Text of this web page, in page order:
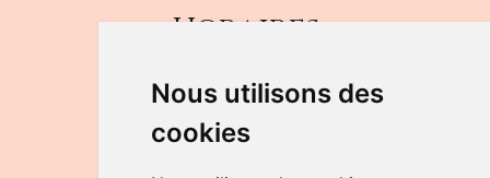
Nous utilisons des
cookies
Horaires
DU LUNDI AU VENDREDI
de 9h à 12h30 et de 14h à 18h
LE SAMEDI
de 9h à 12h30